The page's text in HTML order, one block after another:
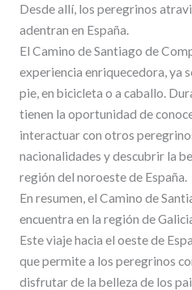
Desde allí, los peregrinos
adentran en España.
El Camino de Santiago de
experiencia enriquecedora, ya
pie, en bicicleta o a caballo.
tienen la oportunidad de
interactuar con otros
nacionalidades y descubrir la
región del noroeste de España.
En resumen, el Camino de
encuentra en la región de
Este viaje hacia el oeste de
que permite a los peregrinos
disfrutar de la belleza de los